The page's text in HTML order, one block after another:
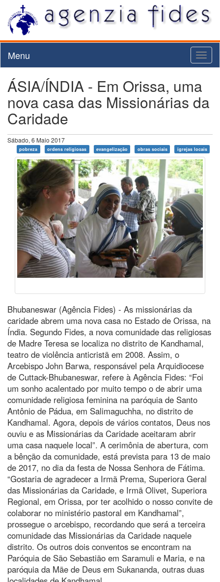
Menu
ÁSIA/ÍNDIA - Em Orissa, uma
nova casa das Missionárias da
Caridade
Sábado, 6 Maio 2017
pobreza ordens religiosas evangelização obras sociais igrejas locais
Bhubaneswar (Agência Fides) - As missionárias da
caridade abrem uma nova casa no Estado de Orissa, na
Índia. Segundo Fides, a nova comunidade das religiosas
de Madre Teresa se localiza no distrito de Kandhamal,
teatro de violência anticristã em 2008. Assim, o
Arcebispo John Barwa, responsável pela Arquidiocese
de Cuttack-Bhubaneswar, refere à Agência Fides: “Foi
um sonho acalentado por muito tempo o de abrir uma
comunidade religiosa feminina na paróquia de Santo
Antônio de Pádua, em Salimaguchha, no distrito de
Kandhamal. Agora, depois de vários contatos, Deus nos
ouviu e as Missionárias da Caridade aceitaram abrir
uma casa naquele local”. A cerimônia de abertura, com
a bênção da comunidade, está prevista para 13 de maio
de 2017, no dia da festa de Nossa Senhora de Fátima.
“Gostaria de agradecer a Irmã Prema, Superiora Geral
das Missionárias da Caridade, e Irmã Olivet, Superiora
Regional, em Orissa, por ter acolhido o nosso convite de
colaborar no ministério pastoral em Kandhamal”,
prossegue o arcebispo, recordando que será a terceira
comunidade das Missionárias da Caridade naquele
distrito. Os outros dois conventos se encontram na
Paróquia de São Sebastião em Saramuli e Maria, e na
paróquia da Mãe de Deus em Sukananda, outras duas